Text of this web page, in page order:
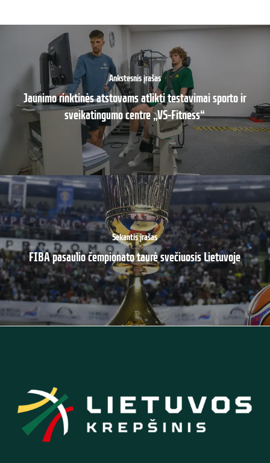
Ankstesnis įrašas
Jaunimo rinktinės atstovams atlikti testavimai sporto ir
sveikatingumo centre „VS–Fitness“
Sekantis įrašas
FIBA pasaulio čempionato taurė svečiuosis Lietuvoje